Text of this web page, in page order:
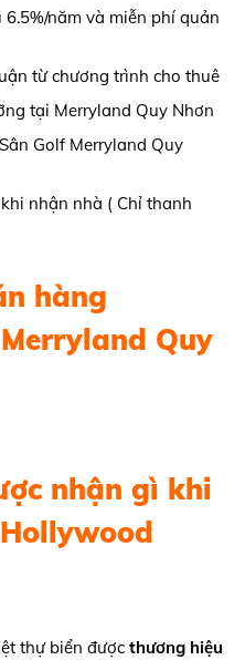
năm và miễn phí quản
từ chương trình cho thuê
tại Merryland Quy Nhơn
Golf Merryland Quy
nhận nhà ( Chỉ thanh
hàng
Quy
nhận gì khi
thự biển được thương hiệu